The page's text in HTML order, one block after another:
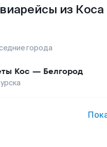
из
города
Кос — Белгород